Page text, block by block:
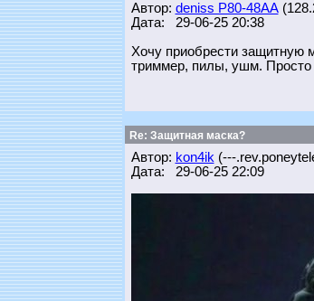
Автор: deniss Р80-48АА
Дата: 29-06-25 20:38
Хочу приобрести защитную
триммер, пилы, ушм. Просто
Re: Защитная маска?
Автор: kon4ik (---
Дата: 29-06-25 22:09